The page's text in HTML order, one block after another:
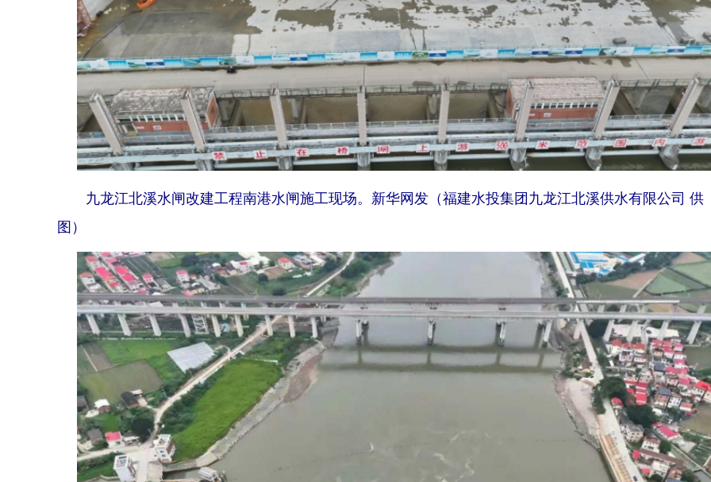
九龙江北溪水闸改建工程南港水闸施工现场。新华网发（福建水投集团九龙江北溪供水有限公司 供
图）